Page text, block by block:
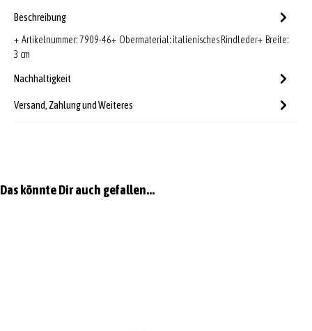
Beschreibung
+ Artikelnummer: 7909-46+ Obermaterial: italienisches Rindleder+ Breite:
3 cm
Nachhaltigkeit
Versand, Zahlung und Weiteres
Produktgalerie überspringen
Das könnte Dir auch gefallen...